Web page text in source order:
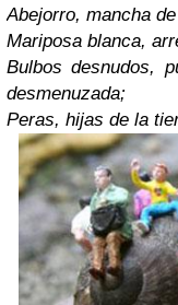
Abejorro, mancha
Mariposa blanca,
Bulbos desnudos,
desmenuzada;
Peras, hijas de la